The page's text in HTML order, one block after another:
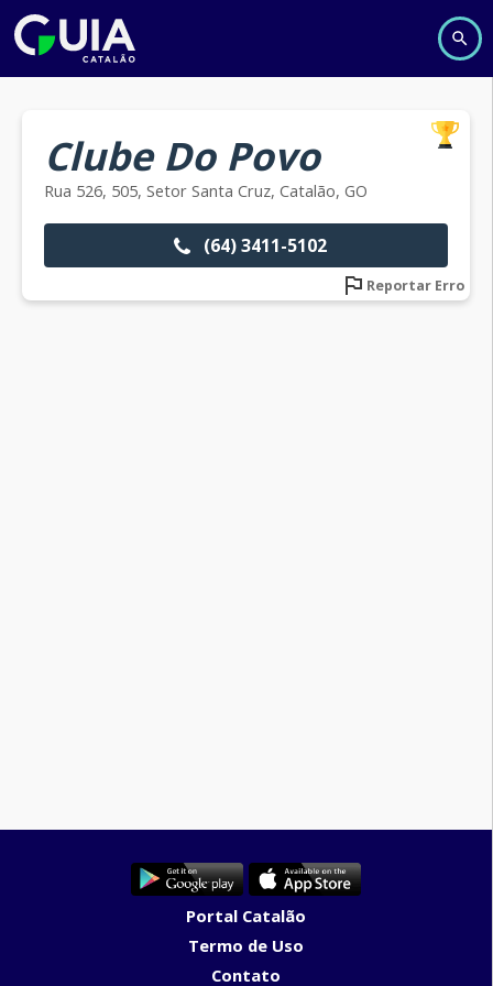
Clube Do Povo
Rua 526, 505, Setor Santa Cruz, Catalão, GO
(64) 3411-5102
Reportar Erro
Portal Catalão
Termo de Uso
Contato